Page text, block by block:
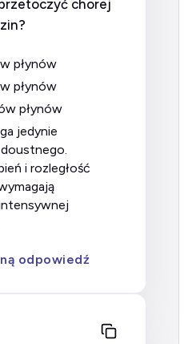
chorej
płynów
płynów
płynów
odpowiedź